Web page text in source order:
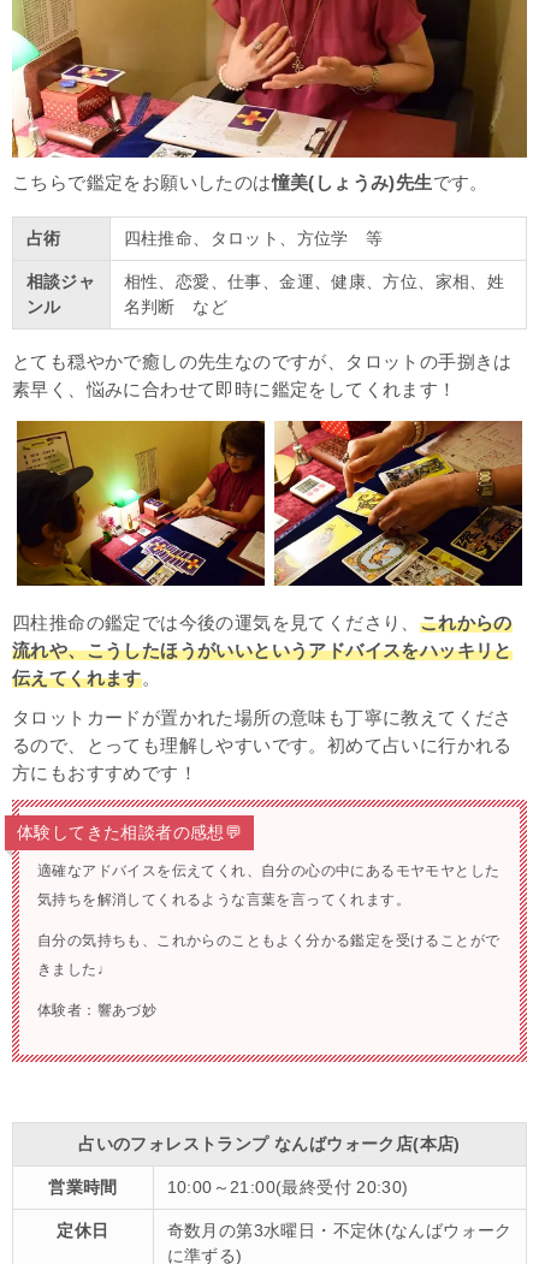
こちらで鑑定をお願いしたのは憧美(しょうみ)先生です。
占術 四柱推命、タロット、方位学 等
相談ジャ
ンル
相性、恋愛、仕事、金運、健康、方位、家相、姓
名判断 など
とても穏やかで癒しの先生なのですが、タロットの手捌きは
素早く、悩みに合わせて即時に鑑定をしてくれます！
四柱推命の鑑定では今後の運気を見てくださり、 これからの
流れや、こうしたほうがいいというアドバイスをハッキリと
伝えてくれます。
タロットカードが置かれた場所の意味も丁寧に教えてくださ
るので、とっても理解しやすいです。初めて占いに行かれる
方にもおすすめです！
体験してきた相談者の感想💬
適確なアドバイスを伝えてくれ、自分の心の中にあるモヤモヤとした
気持ちを解消してくれるような言葉を言ってくれます。
自分の気持ちも、これからのこともよく分かる鑑定を受けることがで
きました♩
体験者：響あづ妙
占いのフォレストランプ なんばウォーク店(本店)
営業時間 10:00～21:00(最終受付 20:30)
定休日
奇数月の第3水曜日・不定休(なんばウォーク
に準ずる)